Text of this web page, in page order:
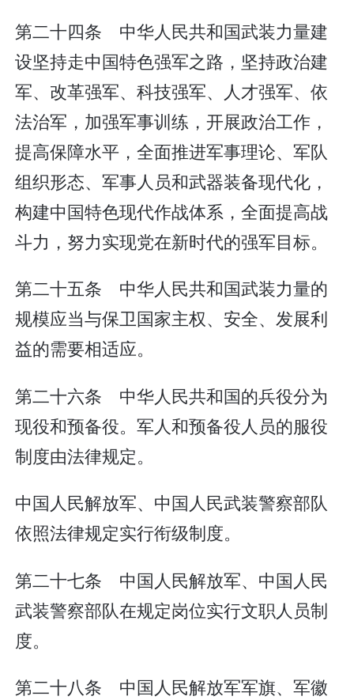
第二十四条 中华人民共和国武装力量建
设坚持走中国特色强军之路，坚持政治建
军、改革强军、科技强军、人才强军、依
法治军，加强军事训练，开展政治工作，
提高保障水平，全面推进军事理论、军队
组织形态、军事人员和武器装备现代化，
构建中国特色现代作战体系，全面提高战
斗力，努力实现党在新时代的强军目标。
第二十五条 中华人民共和国武装力量的
规模应当与保卫国家主权、安全、发展利
益的需要相适应。
第二十六条 中华人民共和国的兵役分为
现役和预备役。军人和预备役人员的服役
制度由法律规定。
中国人民解放军、中国人民武装警察部队
依照法律规定实行衔级制度。
第二十七条 中国人民解放军、中国人民
武装警察部队在规定岗位实行文职人员制
度。
第二十八条 中国人民解放军军旗、军徽